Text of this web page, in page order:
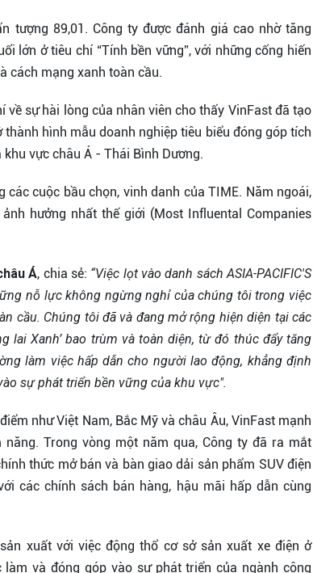
tượng 89,01. Công ty được đánh giá cao nhờ tăng
lớn ở tiêu chí “Tính bền vững”, với những cống hiến
cách mạng xanh toàn cầu.
về sự hài lòng của nhân viên cho thấy VinFast đã tạo
hình mẫu doanh nghiệp tiêu biểu đóng góp tích
vực châu Á - Thái Bình Dương.
cuộc bầu chọn, vinh danh của TIME. Năm ngoái,
hưởng nhất thế giới (Most Influental Companies
Á, chia sẻ: “Việc lọt vào danh sách ASIA-PACIFIC'S
nỗ lực không ngừng nghỉ của chúng tôi trong việc
cầu. Chúng tôi đã và đang mở rộng hiện diện tại các
lai Xanh’ bao trùm và toàn diện, từ đó thúc đẩy tăng
làm việc hấp dẫn cho người lao động, khẳng định
sự phát triển bền vững của khu vực".
như Việt Nam, Bắc Mỹ và châu Âu, VinFast mạnh
Trong vòng một năm qua, Công ty đã ra mắt
thức mở bán và bàn giao dải sản phẩm SUV điện
các chính sách bán hàng, hậu mãi hấp dẫn cùng
xuất với việc động thổ cơ sở sản xuất xe điện ở
và đóng góp vào sự phát triển của ngành công